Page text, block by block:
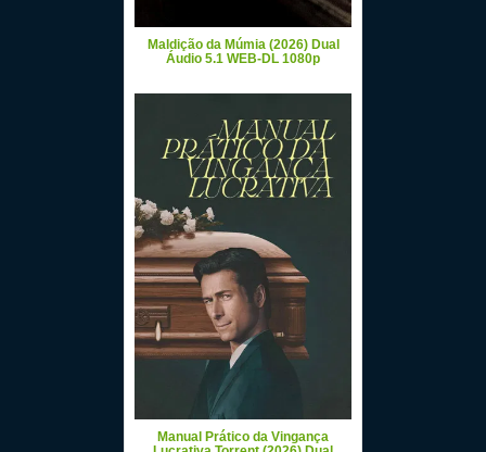
Maldição da Múmia (2026) Dual
Áudio 5.1 WEB-DL 1080p
Manual Prático da Vingança